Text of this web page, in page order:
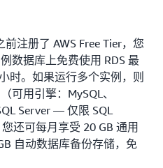
注册了 AWS Free Tier，您
数据库上免费使用 RDS 最
时。如果运行多个实例，则
可用引擎：MySQL、
Server — 仅限 SQL
还可每月享受 20 GB 通用
自动数据库备份存储，免